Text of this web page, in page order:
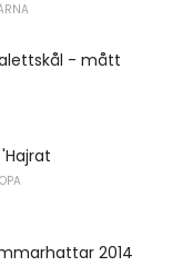
- mått
2014